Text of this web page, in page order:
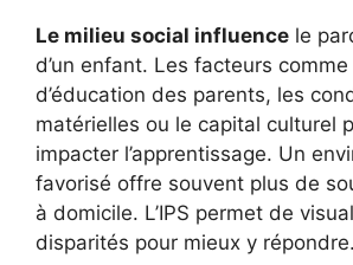
Le milieu social influence le
d’un enfant. Les facteurs
d’éducation des parents, les
matérielles ou le capital culturel
impacter l’apprentissage. Un
favorisé offre souvent plus de
à domicile. L’IPS permet de
disparités pour mieux y répondre.